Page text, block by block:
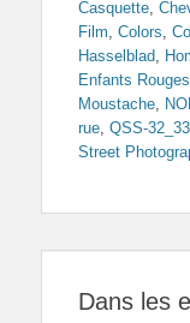
Casquette,
Film, Colors,
Hasselblad,
Enfants Rouges
Moustache,
rue, QSS-32_33
Street
Dans les